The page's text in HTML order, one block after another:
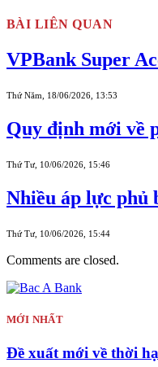
BÀI LIÊN QUAN
VPBank Super
Thứ Năm, 18/06/2026, 13:53
Quy định mới về
Thứ Tư, 10/06/2026, 15:46
Nhiều áp lực phủ
Thứ Tư, 10/06/2026, 15:44
Comments are closed.
MỚI NHẤT
Đề xuất mới về thời